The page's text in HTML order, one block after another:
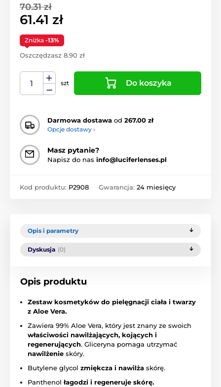
70.31 zł
61.41 zł
Zniżka -13%
Oszczędzasz 8.90 zł
szt Do koszyka
Darmowa dostawa od 267.00 zł
Opcje dostawy ›
Masz pytanie?
Napisz do nas info@luciferlenses.pl
Kod produktu: P2908 Gwarancja: 24 miesięcy
Opis i parametry
Dyskusja (0)
Opis produktu
Zestaw kosmetyków do pielęgnacji ciała i twarzy
z Aloe Vera.
Zawiera 99% Aloe Vera, który jest znany ze swoich
właściwości nawilżających, kojących i
regenerujących. Gliceryna pomaga utrzymać
nawilżenie skóry.
Butylene glycol zmiękcza i nawilża skórę.
Panthenol łagodzi i regeneruje skórę.